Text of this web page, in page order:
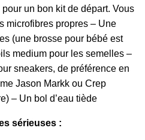
un bon kit de départ. Vous
microfibres propres – Une
(une brosse pour bébé est
medium pour les semelles –
sneakers, de préférence en
Jason Markk ou Crep
– Un bol d’eau tiède
sérieuses :